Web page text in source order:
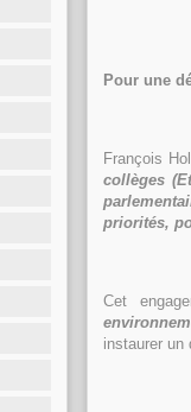
Pour une
François
collèges
priorités,
Cet
instaurer un